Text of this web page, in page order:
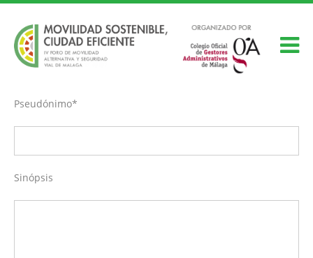
Pseudónimo*
Sinópsis